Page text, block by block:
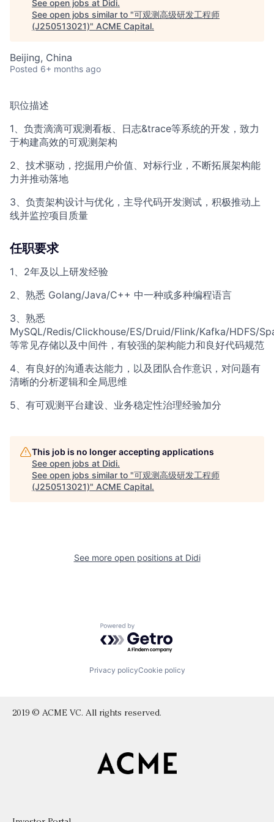
See open jobs at Didi.
See open jobs similar to "可观测高级研发工程师
(J250513021)" ACME Capital.
Beijing, China
Posted 6+ months ago
职位描述
1、负责滴滴可观测看板、日志&trace等系统的开发，致力
于构建高效的可观测架构
2、技术驱动，挖掘用户价值、对标行业，不断拓展架构能
力并推动落地
3、负责架构设计与优化，主导代码开发测试，积极推动上
线并监控项目质量
任职要求
1、2年及以上研发经验
2、熟悉 Golang/Java/C++ 中一种或多种编程语言
3、熟悉
MySQL/Redis/Clickhouse/ES/Druid/Flink/Kafka/HDFS/
等常见存储以及中间件，有较强的架构能力和良好代码规范
4、有良好的沟通表达能力，以及团队合作意识，对问题有
清晰的分析逻辑和全局思维
5、有可观测平台建设、业务稳定性治理经验加分
This job is no longer accepting applications
See open jobs at Didi.
See open jobs similar to "可观测高级研发工程师
(J250513021)" ACME Capital.
See more open positions at Didi
Powered by Getro.com
Privacy policyCookie policy
2019 © ACME VC. All rights reserved.